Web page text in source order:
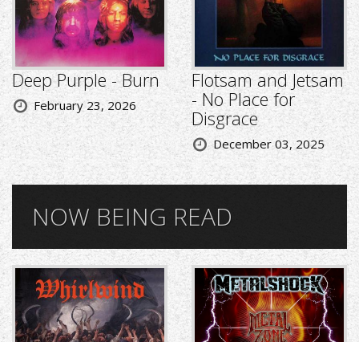
Deep Purple - Burn
February 23, 2026
Flotsam and Jetsam
- No Place for
Disgrace
December 03, 2025
NOW BEING READ